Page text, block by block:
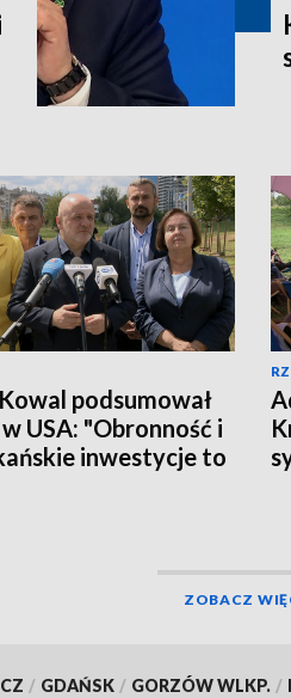
podsumował
USA: "Obronność i
inwestycje to
ZOBACZ
/ GDAŃSK / GORZÓW WLKP. /